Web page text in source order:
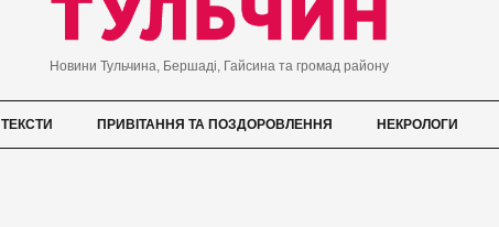
Новини Тульчина, Бершаді, Гайсина та громад району
ТЕКСТИ ПРИВІТАННЯ ТА ПОЗДОРОВЛЕННЯ НЕКРОЛОГИ